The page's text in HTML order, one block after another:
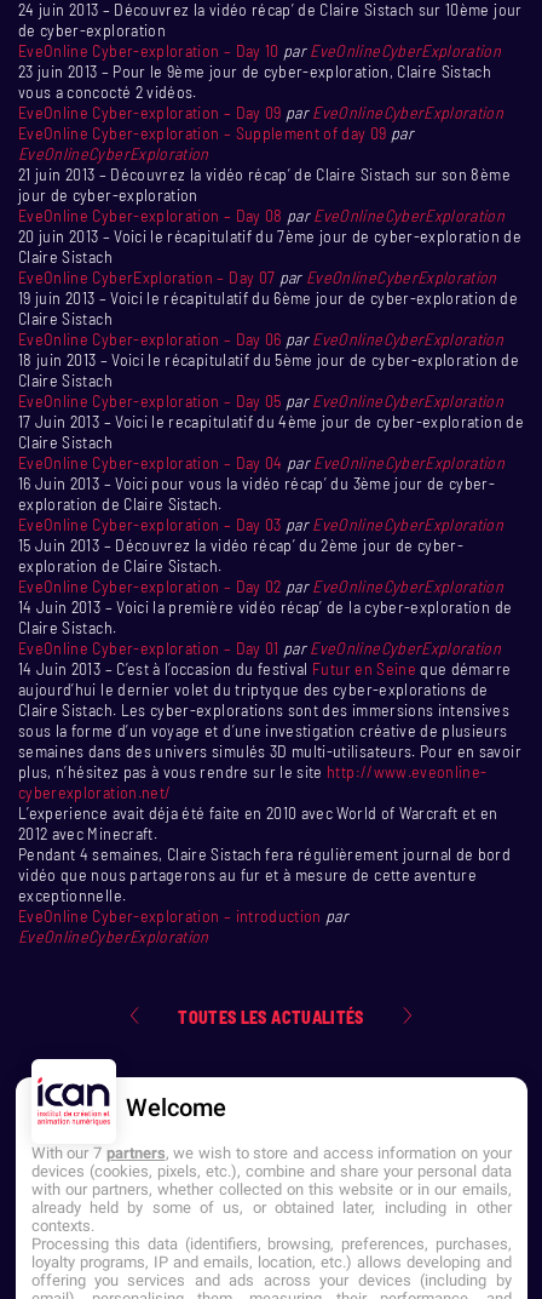
24 juin 2013 – Découvrez la vidéo récap’ de Claire Sistach sur 10ème jour
de cyber-exploration
EveOnline Cyber-exploration – Day 10 parEveOnlineCyberExploration
23 juin 2013 – Pour le 9ème jour de cyber-exploration, Claire Sistach
vous a concocté 2 vidéos.
EveOnline Cyber-exploration – Day 09 parEveOnlineCyberExploration
EveOnline Cyber-exploration – Supplement of day 09 par
EveOnlineCyberExploration
21 juin 2013 – Découvrez la vidéo récap’ de Claire Sistach sur son 8ème
jour de cyber-exploration
EveOnline Cyber-exploration – Day 08 parEveOnlineCyberExploration
20 juin 2013 – Voici le récapitulatif du 7ème jour de cyber-exploration de
Claire Sistach
EveOnline CyberExploration – Day 07 par EveOnlineCyberExploration
19 juin 2013 – Voici le récapitulatif du 6ème jour de cyber-exploration de
Claire Sistach
EveOnline Cyber-exploration – Day 06 parEveOnlineCyberExploration
18 juin 2013 – Voici le récapitulatif du 5ème jour de cyber-exploration de
Claire Sistach
EveOnline Cyber-exploration – Day 05 parEveOnlineCyberExploration
17 Juin 2013 – Voici le recapitulatif du 4ème jour de cyber-exploration de
Claire Sistach
EveOnline Cyber-exploration – Day 04 parEveOnlineCyberExploration
16 Juin 2013 – Voici pour vous la vidéo récap’ du 3ème jour de cyber-
exploration de Claire Sistach.
EveOnline Cyber-exploration – Day 03 parEveOnlineCyberExploration
15 Juin 2013 – Découvrez la vidéo récap’ du 2ème jour de cyber-
exploration de Claire Sistach.
EveOnline Cyber-exploration – Day 02 parEveOnlineCyberExploration
14 Juin 2013 – Voici la première vidéo récap’ de la cyber-exploration de
Claire Sistach.
EveOnline Cyber-exploration – Day 01 parEveOnlineCyberExploration
14 Juin 2013 – C’est à l’occasion du festival Futur en Seine que démarre
aujourd’hui le dernier volet du triptyque des cyber-explorations de
Claire Sistach. Les cyber-explorations sont des immersions intensives
sous la forme d’un voyage et d’une investigation créative de plusieurs
semaines dans des univers simulés 3D multi-utilisateurs. Pour en savoir
plus, n’hésitez pas à vous rendre sur le site http://www.eveonline-
cyberexploration.net/
L’experience avait déja été faite en 2010 avec World of Warcraft et en
2012 avec Minecraft.
Pendant 4 semaines, Claire Sistach fera régulièrement journal de bord
vidéo que nous partagerons au fur et à mesure de cette aventure
exceptionnelle.
EveOnline Cyber-exploration – introduction par
EveOnlineCyberExploration
TOUTES LES ACTUALITÉS
NOUS CONTACTER
Établissement d'Enseignement
Welcome
With our 7 partners, we wish to store and access information on your
devices (cookies, pixels, etc.), combine and share your personal data
with our partners, whether collected on this website or in our emails,
already held by some of us, or obtained later, including in other
contexts.
Processing this data (identifiers, browsing, preferences, purchases,
loyalty programs, IP and emails, location, etc.) allows developing and
offering you services and ads across your devices (including by